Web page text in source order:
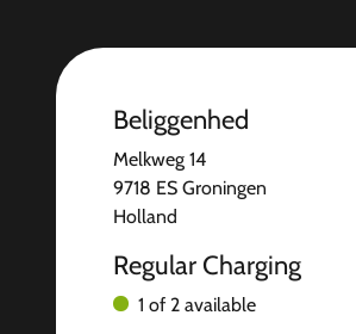
Beliggenhed
Melkweg 14
9718 ES Groningen
Holland
Regular Charging
1 of 2 available